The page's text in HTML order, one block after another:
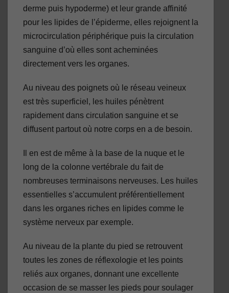
derme puis hypoderme) et leur grande affinité
pour les lipides de l’épiderme, elles rejoignent la
microcirculation périphérique puis la circulation
sanguine d’où elles sont acheminées
directement vers les organes.
Au niveau des poignets où le réseau veineux
est très superficiel, les huiles pénètrent
rapidement dans circulation sanguine et se
diffusent partout où notre corps en a de besoin.
Il en est de même à la base de la nuque et le
long de la colonne vertébrale du fait de
nombreuses terminaisons nerveuses. Les huiles
essentielles s’accumulent préférentiellement
dans les organes riches en lipides comme le
système nerveux par exemple.
Au niveau de la plante du pied se retrouvent
toutes les zones de réflexologie et les points
reliés aux organes, donnant une excellente
occasion de se masser les pieds pour soulager